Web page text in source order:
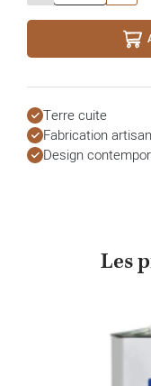
Terre cuite
Fabrication
Design
Les